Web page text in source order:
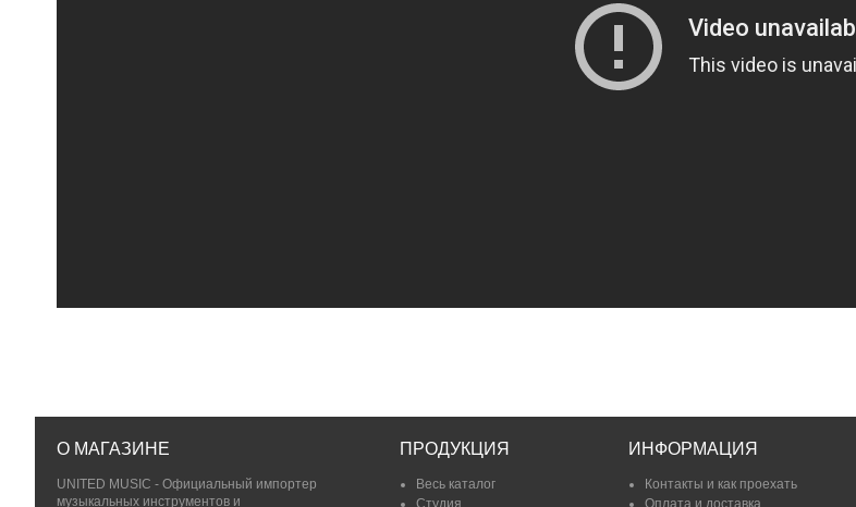
О МАГАЗИНЕ
UNITED MUSIC - Официальный импортер
музыкальных инструментов и
ПРОДУКЦИЯ
Весь каталог
Студия
ИНФОРМАЦИЯ
Контакты и как проехать
Оплата и доставка